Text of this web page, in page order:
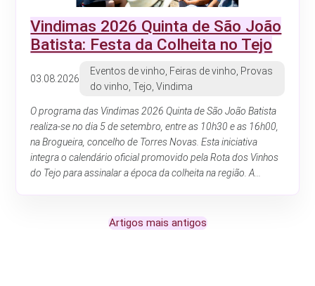
Vindimas 2026 Quinta de São João
Batista: Festa da Colheita no Tejo
03.08.2026
Eventos de vinho, Feiras de vinho, Provas
do vinho, Tejo, Vindima
O programa das Vindimas 2026 Quinta de São João Batista
realiza-se no dia 5 de setembro, entre as 10h30 e as 16h00,
na Brogueira, concelho de Torres Novas. Esta iniciativa
integra o calendário oficial promovido pela Rota dos Vinhos
do Tejo para assinalar a época da colheita na região. A...
Artigos mais antigos